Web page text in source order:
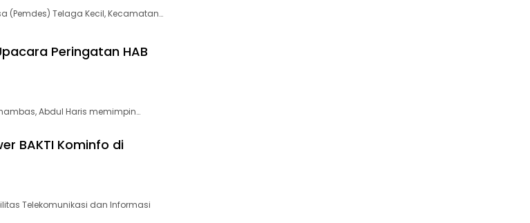
(Pemdes) Telaga Kecil, Kecamatan…
Peringatan HAB
Abdul Haris memimpin…
BAKTI Kominfo di
Telekomunikasi dan Informasi